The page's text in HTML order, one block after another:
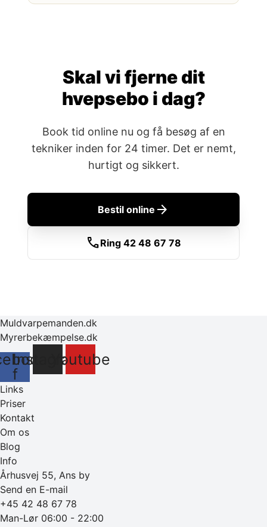
Skal vi fjerne dit
hvepsebo i dag?
Book tid online nu og få besøg af en
tekniker inden for 24 timer. Det er nemt,
hurtigt og sikkert.
Bestil online arrow_forward
callRing 42 48 67 78
Muldvarpemanden.dk
Myrerbekæmpelse.dk
f
InstagramYoutube
Links
Priser
Kontakt
Om os
Blog
Info
Århusvej 55, Ans by
Send en E-mail
+45 42 48 67 78
Man-Lør 06:00 - 22:00